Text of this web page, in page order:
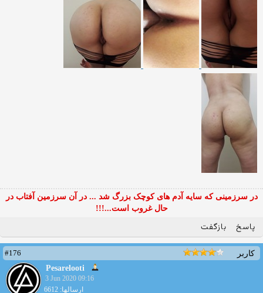
در سرزمینی که سایه آدم های کوچک بزرگ شد ... در آن سرزمین آفتاب در
حال غروب است...!!!
پاسخ بازگفت
کاربر
#176
Pesarelooti
3 Jun 2020 09:16
ارسالها: 6612